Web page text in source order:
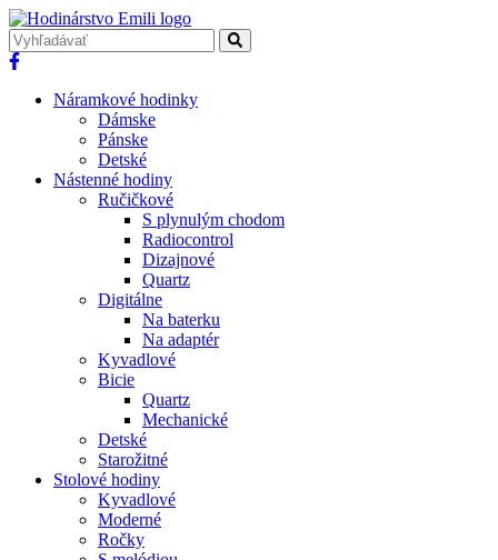
Náramkové hodinky
Dámske
Pánske
Detské
Nástenné hodiny
Ručičkové
S plynulým chodom
Radiocontrol
Dizajnové
Quartz
Digitálne
Na baterku
Na adaptér
Kyvadlové
Bicie
Quartz
Mechanické
Detské
Starožitné
Stolové hodiny
Kyvadlové
Moderné
Ročky